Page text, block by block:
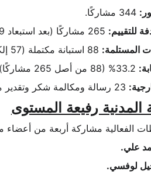
344 مشاركًا.
للتقييم:
المستلمة:
المدنية رفيعة المستوى
الفعالية مشاركة أربعة من
علي.
لوفسي.